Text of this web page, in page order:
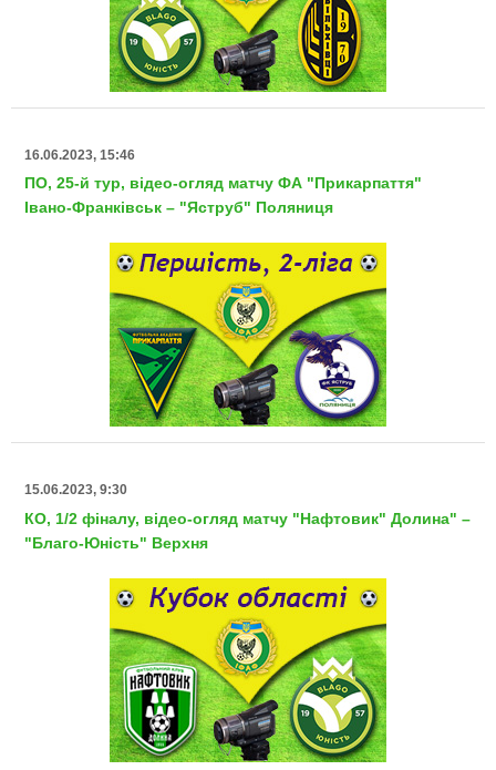
16.06.2023, 15:46
ПО, 25-й тур, відео-огляд матчу ФА "Прикарпаття"
Івано-Франківськ – "Яструб" Поляниця
15.06.2023, 9:30
КО, 1/2 фіналу, відео-огляд матчу "Нафтовик" Долина" –
"Благо-Юність" Верхня